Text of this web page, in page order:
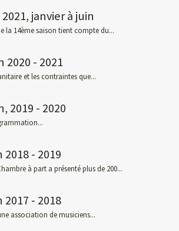
janvier à juin
la 14ème saison tient compte du...
2020 - 2021
et les contraintes que...
2019 - 2020
2018 - 2019
à part a présenté plus de 200...
2017 - 2018
association de musiciens...